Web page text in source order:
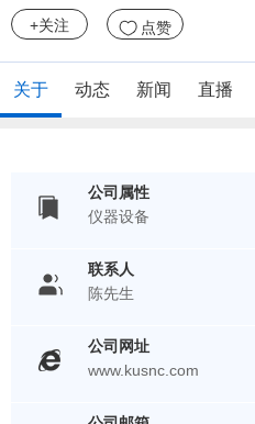
+关注 点赞
关于 动态 新闻 直播
公司属性
仪器设备
联系人
陈先生
公司网址
www.kusnc.com